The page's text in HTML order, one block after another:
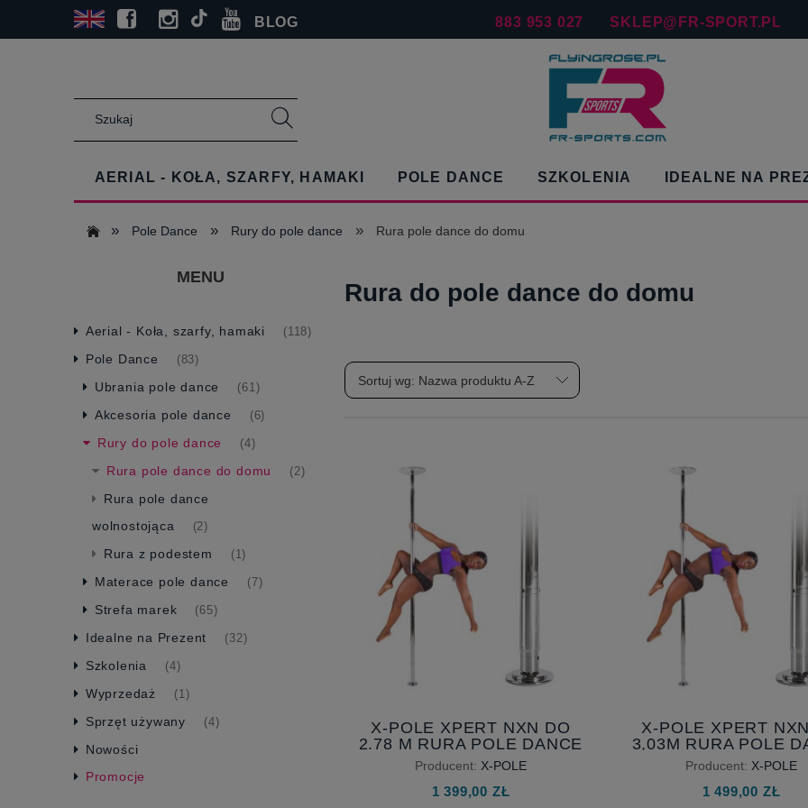
BLOG 883 953 027 SKLEP@FR-SPORT.PL
AERIAL - KOŁA, SZARFY, HAMAKI POLE DANCE SZKOLENIA IDEALNE NA
» Pole Dance » Rury do pole dance » Rura pole dance do domu
MENU
Aerial - Koła, szarfy, hamaki (118)
Pole Dance (83)
Ubrania pole dance (61)
Akcesoria pole dance (6)
Rury do pole dance (4)
Rura pole dance do domu (2)
Rura pole dance
wolnostojąca
(2)
Rura z podestem (1)
Materace pole dance (7)
Strefa marek (65)
Idealne na Prezent (32)
Szkolenia (4)
Wyprzedaż (1)
Sprzęt używany (4)
Nowości
Promocje
Rura do pole dance do domu
Sortuj wg: Nazwa produktu A-Z
X-POLE XPERT NXN DO
2.78 M RURA POLE DANCE
DO DOMU - RURA
Producent: X-POLE
1 399,00 ZŁ
X-POLE XPERT
3,03M RURA POLE
DO DOMU - RURA
Producent: X-POLE
1 499,00 ZŁ